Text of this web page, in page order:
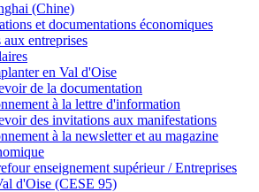
(Chine)
et documentations économiques
entreprises
en Val d'Oise
de la documentation
à la lettre d'information
des invitations aux manifestations
à la newsletter et au magazine
enseignement supérieur / Entreprises
d'Oise (CESE 95)